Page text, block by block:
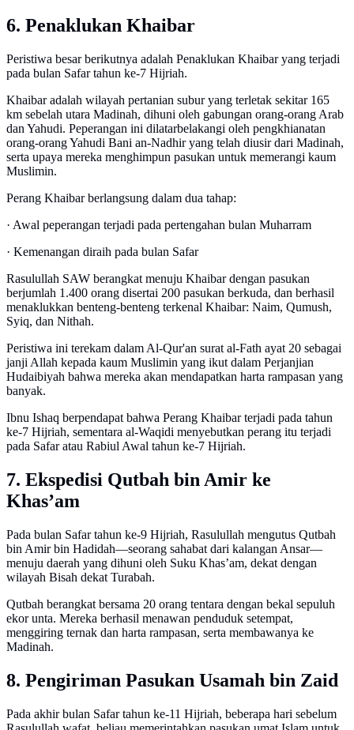
6. Penaklukan Khaibar
Peristiwa besar berikutnya adalah Penaklukan Khaibar yang terjadi
pada bulan Safar tahun ke-7 Hijriah.
Khaibar adalah wilayah pertanian subur yang terletak sekitar 165
km sebelah utara Madinah, dihuni oleh gabungan orang-orang Arab
dan Yahudi. Peperangan ini dilatarbelakangi oleh pengkhianatan
orang-orang Yahudi Bani an-Nadhir yang telah diusir dari Madinah,
serta upaya mereka menghimpun pasukan untuk memerangi kaum
Muslimin.
Perang Khaibar berlangsung dalam dua tahap:
· Awal peperangan terjadi pada pertengahan bulan Muharram
· Kemenangan diraih pada bulan Safar
Rasulullah SAW berangkat menuju Khaibar dengan pasukan
berjumlah 1.400 orang disertai 200 pasukan berkuda, dan berhasil
menaklukkan benteng-benteng terkenal Khaibar: Naim, Qumush,
Syiq, dan Nithah.
Peristiwa ini terekam dalam Al-Qur'an surat al-Fath ayat 20 sebagai
janji Allah kepada kaum Muslimin yang ikut dalam Perjanjian
Hudaibiyah bahwa mereka akan mendapatkan harta rampasan yang
banyak.
Ibnu Ishaq berpendapat bahwa Perang Khaibar terjadi pada tahun
ke-7 Hijriah, sementara al-Waqidi menyebutkan perang itu terjadi
pada Safar atau Rabiul Awal tahun ke-7 Hijriah.
7. Ekspedisi Qutbah bin Amir ke
Khas’am
Pada bulan Safar tahun ke-9 Hijriah, Rasulullah mengutus Qutbah
bin Amir bin Hadidah—seorang sahabat dari kalangan Ansar—
menuju daerah yang dihuni oleh Suku Khas’am, dekat dengan
wilayah Bisah dekat Turabah.
Qutbah berangkat bersama 20 orang tentara dengan bekal sepuluh
ekor unta. Mereka berhasil menawan penduduk setempat,
menggiring ternak dan harta rampasan, serta membawanya ke
Madinah.
8. Pengiriman Pasukan Usamah bin Zaid
Pada akhir bulan Safar tahun ke-11 Hijriah, beberapa hari sebelum